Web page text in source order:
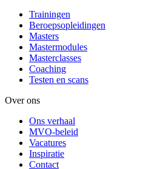
Trainingen
Beroepsopleidingen
Masters
Mastermodules
Masterclasses
Coaching
Testen en scans
Over ons
Ons verhaal
MVO-beleid
Vacatures
Inspiratie
Contact